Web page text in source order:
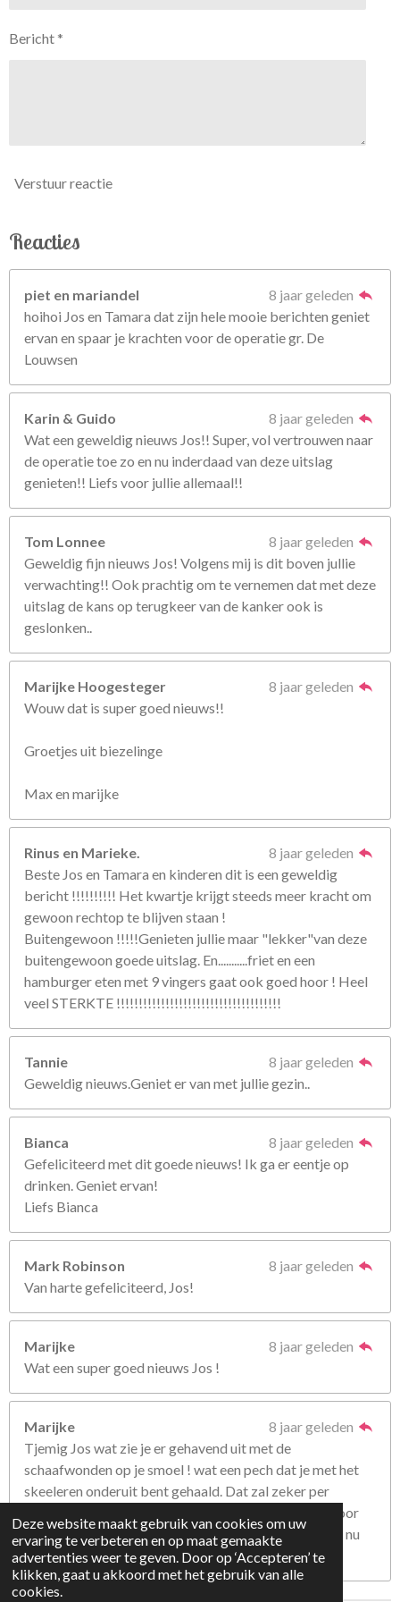
Deze website maakt gebruik van cookies om uw
ervaring te verbeteren en op maat gemaakte
advertenties weer te geven. Door op ‘Accepteren’ te
klikken, gaat u akkoord met het gebruik van alle
cookies.
Bericht *
Verstuur reactie
Reacties
piet en mariandel
8 jaar geleden
hoihoi Jos en Tamara dat zijn hele mooie berichten geniet
ervan en spaar je krachten voor de operatie gr. De
Louwsen
Karin & Guido
8 jaar geleden
Wat een geweldig nieuws Jos!! Super, vol vertrouwen naar
de operatie toe zo en nu inderdaad van deze uitslag
genieten!! Liefs voor jullie allemaal!!
Tom Lonnee
8 jaar geleden
Geweldig fijn nieuws Jos! Volgens mij is dit boven jullie
verwachting!! Ook prachtig om te vernemen dat met deze
uitslag de kans op terugkeer van de kanker ook is
geslonken..
Marijke Hoogesteger
8 jaar geleden
Wouw dat is super goed nieuws!!
Groetjes uit biezelinge
Max en marijke
Rinus en Marieke.
8 jaar geleden
Beste Jos en Tamara en kinderen dit is een geweldig
bericht !!!!!!!!!! Het kwartje krijgt steeds meer kracht om
gewoon rechtop te blijven staan !
Buitengewoon !!!!!Genieten jullie maar "lekker"van deze
buitengewoon goede uitslag. En...........friet en een
hamburger eten met 9 vingers gaat ook goed hoor ! Heel
veel STERKTE !!!!!!!!!!!!!!!!!!!!!!!!!!!!!!!!!!!!!
Tannie
8 jaar geleden
Geweldig nieuws.Geniet er van met jullie gezin..
Bianca
8 jaar geleden
Gefeliciteerd met dit goede nieuws! Ik ga er eentje op
drinken. Geniet ervan!
Liefs Bianca
Mark Robinson
8 jaar geleden
Van harte gefeliciteerd, Jos!
Marijke
8 jaar geleden
Wat een super goed nieuws Jos !
Marijke
8 jaar geleden
Tjemig Jos wat zie je er gehavend uit met de
schaafwonden op je smoel ! wat een pech dat je met het
skeeleren onderuit bent gehaald. Dat zal zeker per
ongeluk zijn gebeurd. Het ziet er wel heel stoer uit hoor
die schammen , maar dit zijn geen fratsen hoor, zeker nu
niet ! Hou je haaks !